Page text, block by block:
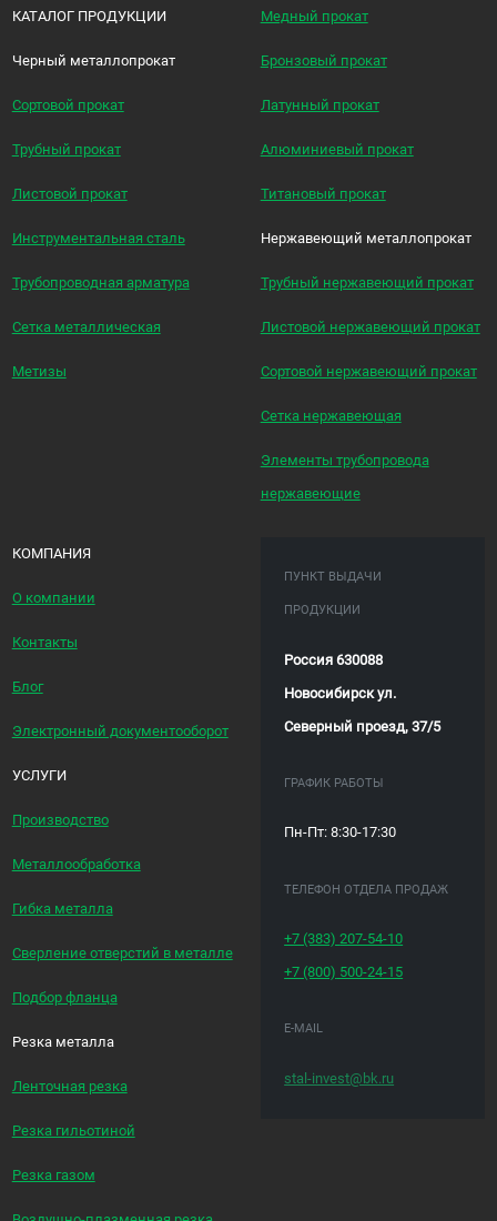
КАТАЛОГ ПРОДУКЦИИ
Черный металлопрокат
Сортовой прокат
Трубный прокат
Листовой прокат
Инструментальная сталь
Трубопроводная арматура
Сетка металлическая
Метизы
Медный прокат
Бронзовый прокат
Латунный прокат
Алюминиевый прокат
Титановый прокат
Нержавеющий металлопрокат
Трубный нержавеющий прокат
Листовой нержавеющий прокат
Сортовой нержавеющий прокат
Сетка нержавеющая
Элементы трубопровода
нержавеющие
КОМПАНИЯ
О компании
Контакты
Блог
Электронный документооборот
УСЛУГИ
Производство
Металлообработка
Гибка металла
Сверление отверстий в металле
Подбор фланца
Резка металла
Ленточная резка
Резка гильотиной
Резка газом
ПУНКТ ВЫДАЧИ
ПРОДУКЦИИ
Россия 630088
Новосибирск ул.
Северный проезд, 37/5
ГРАФИК РАБОТЫ
Пн-Пт: 8:30-17:30
ТЕЛЕФОН ОТДЕЛА ПРОДАЖ
+7 (383)207-54-10
+7 (800) 500-24-15
E-MAIL
stal-invest@bk.ru